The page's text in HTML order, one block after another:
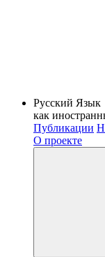
Русский Язык
как
Публикации
О проекте